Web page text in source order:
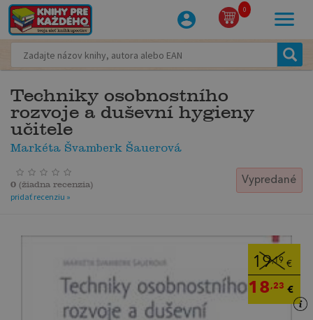
0
Techniky osobnostního
rozvoje a duševní hygieny
učitele
Markéta Švamberk Šauerová
Vypredané
0 (žiadna recenzia)
pridať recenziu »
19,19 €
18,23 €